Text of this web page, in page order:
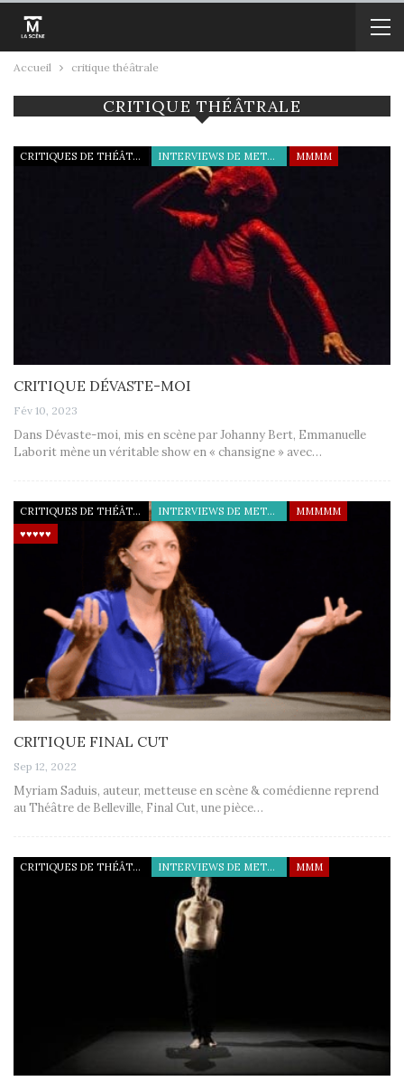
Accueil critique théâtrale
CRITIQUE THÉÂTRALE
CRITIQUES DE THÉÂTRE INTERVIEWS DE METTEURS EN SCÈNE MMMM
CRITIQUE DÉVASTE-MOI
Fév 10, 2023
Dans Dévaste-moi, mis en scène par Johanny Bert, Emmanuelle
Laborit mène un véritable show en « chansigne » avec…
CRITIQUES DE THÉÂTRE INTERVIEWS DE METTEURS EN SCÈNE
MMMMM
♥♥♥♥♥
CRITIQUE FINAL CUT
Sep 12, 2022
Myriam Saduis, auteur, metteuse en scène & comédienne reprend
au Théâtre de Belleville, Final Cut, une pièce…
CRITIQUES DE THÉÂTRE INTERVIEWS DE METTEURS EN SCÈNE MMM